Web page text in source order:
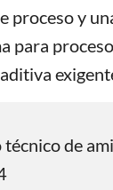
proceso y
para
técnico de